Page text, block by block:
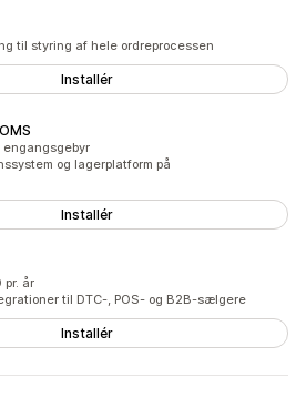
til styring af hele ordreprocessen
Installér
og lagerplatform på
Installér
år
til DTC-, POS- og B2B-sælgere
Installér